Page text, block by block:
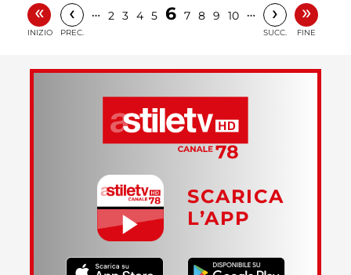
«
INIZIO
‹
PREC.
… 2 3 4 5 6 7 8 9 10 … ›
SUCC.
»
FINE
SCARICA
L’APP